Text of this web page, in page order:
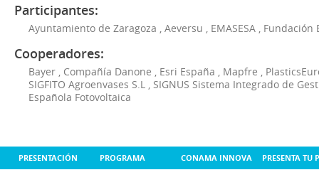
Participantes:
Ayuntamiento de Zaragoza Aeversu EMASESA Fundación
Cooperadores:
Bayer Compañía Danone Esri España Mapfre
SIGFITO Agroenvases S.L
SIGNUS Sistema Integrado de
Española Fotovoltaica
PRESENTACIÓN PROGRAMA CONAMA INNOVA PRESENTA TU